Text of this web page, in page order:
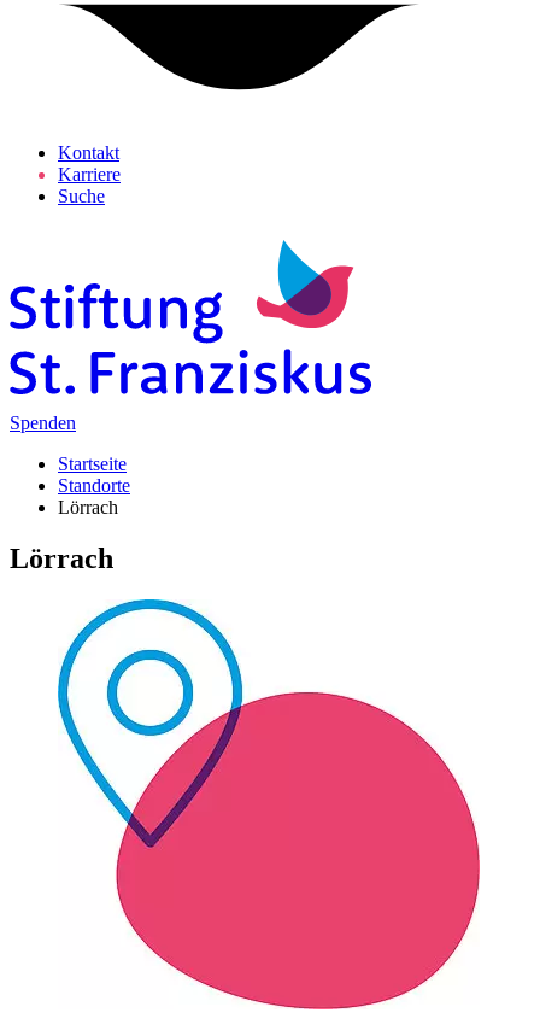
Kontakt
Karriere
Suche
Spenden
Startseite
Standorte
Lörrach
Lörrach